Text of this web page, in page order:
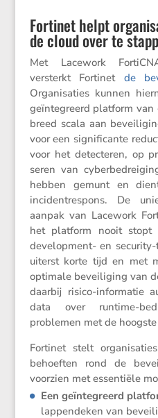
Fortinet helpt
de cloud over te
Met Lacework
versterkt Fortinet de
Organi­sa­ties kunnen
geïnte­greerd platform van
breed scala aan
voor een signi­fi­cante
voor het detec­teren, op
seren van
hebben gemunt en
inciden­tres­pons. De
aanpak van Lacework
het platform nooit stopt
devel­op­ment- en
uiterst korte tijd en met
optimale bevei­li­ging van
daarbij risico-infor­matie
data over runtime-
problemen met de
Fortinet stelt
behoeften rond de
voorzien met essen­tiële
Een geïnte­greerd
lappen­deken van